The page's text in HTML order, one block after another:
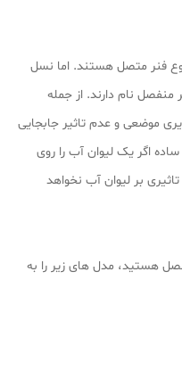
فنر متصل هستند. اما نسل
نام دارند. از جمله
موضعی و عدم تاثیر جابجایی
ساده اگر یک لیوان آب را روی
بر لیوان آب نخواهد
هستید، مدل های زیر را به